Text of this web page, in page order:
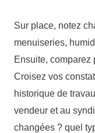
Sur place, notez
menuiseries,
Ensuite, comparez
Croisez vos
historique de
vendeur et au
changées ? quel